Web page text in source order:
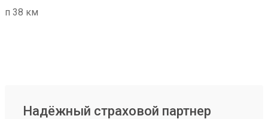
п 38 км
Надёжный страховой партнер